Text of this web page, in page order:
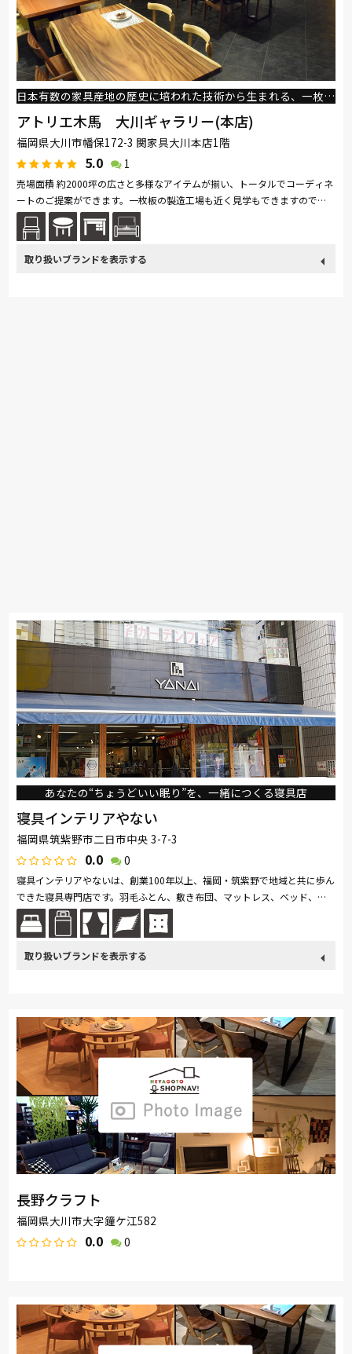
EARLY-TIMES/アーリー・タイムス アルファ MARUICHI
日本有数の家具産地の歴史に培われた技術から生まれる、一枚板のぬくもりを届けます。
アトリエ木馬 大川ギャラリー(本店)
福岡県大川市幡保172-3 関家具大川本店1階
5.0 1
売場面積 約2000坪の広さと多様なアイテムが揃い、トータルでコーディネ
ートのご提案ができます。一枚板の製造工場も近く見学もできますので、
丸太の状態から乾燥中の材、仕上げの工程など一枚板を体感いただける唯...
続きを読む
あなたの“ちょうどいい眠り”を、一緒につくる寝具店
寝具インテリアやない
福岡県筑紫野市二日市中央 3-7-3
0.0 0
寝具インテリアやないは、創業100年以上、福岡・筑紫野で地域と共に歩ん
できた寝具専門店です。羽毛ふとん、敷き布団、マットレス、ベッド、オ
ーダーメイド枕、真綿・ムートンなど多彩な寝具を扱い、「スリープマス...
続きを読む
ドリームベッド Serta PARAMOUNT BED ロマンス小杉
昭和西川
長野クラフト
福岡県大川市大字鐘ケ江582
0.0 0